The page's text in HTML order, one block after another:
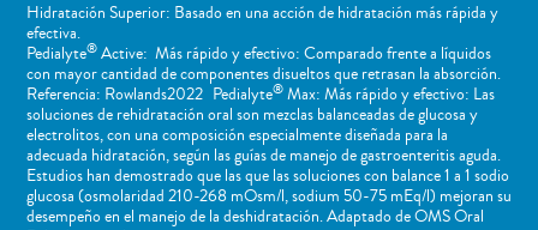
Hidratación Superior: Basado en una acción de hidratación más rápida y
efectiva.
Pedialyte®Active: Más rápido y efectivo: Comparado frente a líquidos
con mayor cantidad de componentes disueltos que retrasan la absorción.
Referencia: Rowlands2022 Pedialyte®Max: Más rápido y efectivo: Las
soluciones de rehidratación oral son mezclas balanceadas de glucosa y
electrolitos, con una composición especialmente diseñada para la
adecuada hidratación, según las guías de manejo de gastroenteritis aguda.
Estudios han demostrado que las que las soluciones con balance 1 a 1 sodio
glucosa (osmolaridad 210-268 mOsm/l, sodium 50-75 mEq/l) mejoran su
desempeño en el manejo de la deshidratación. Adaptado de OMS Oral